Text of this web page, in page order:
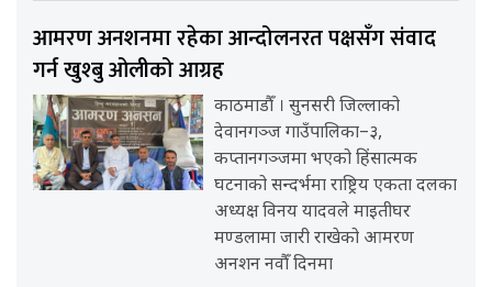
आमरण अनशनमा रहेका आन्दोलनरत पक्षसँग संवाद
गर्न खुश्बु ओलीको आग्रह
काठमाडौँ । सुनसरी जिल्लाको
देवानगञ्ज गाउँपालिका–३,
कप्तानगञ्जमा भएको हिंसात्मक
घटनाको सन्दर्भमा राष्ट्रिय एकता दलका
अध्यक्ष विनय यादवले माइतीघर
मण्डलामा जारी राखेको आमरण
अनशन नवौँ दिनमा